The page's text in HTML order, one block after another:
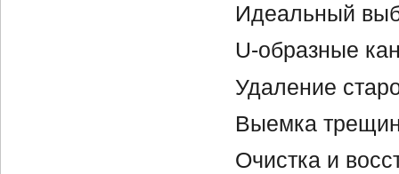
Идеальный
U-образные
Удаление
Выемка
Очистка и